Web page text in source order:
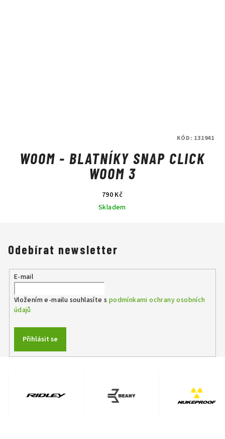
WOOM - BLATNÍKY SNAP CLICK
WOOM 3
790 Kč
Skladem
KÓD: 131941
Odebírat newsletter
E-mail
Vložením e-mailu souhlasíte s podmínkami ochrany osobních
údajů
Přihlásit se